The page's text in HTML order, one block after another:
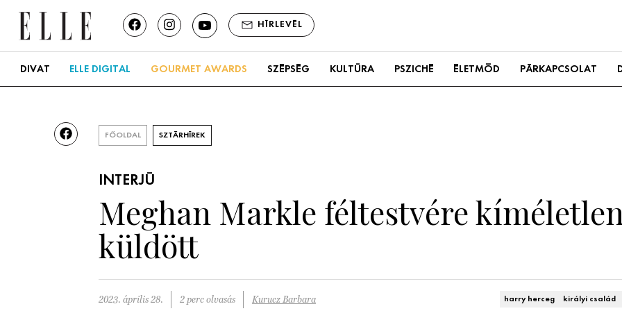
HÍRLEVÉL
DIVAT ELLE DIGITAL GOURMET AWARDS SZÉPSÉG KULTÚRA PSZICHÉ ÉLETMÓD PÁRKAPCSOLAT
FŐOLDAL SZTÁRHÍREK
INTERJÚ
Meghan Markle féltestvére
küldött
2023. április 28. 2 perc olvasás Kurucz Barbara harry herceg királyi család